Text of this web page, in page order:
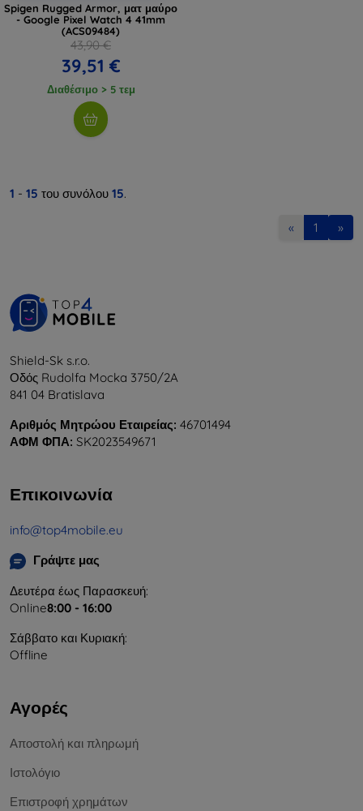
Spigen Rugged Armor, ματ μαύρο
- Google Pixel Watch 4 41mm
(ACS09484)
43,90 €
39,51 €
Διαθέσιμο > 5 τεμ
1 - 15 του συνόλου 15.
« 1 »
Shield-Sk s.r.o.
Οδός Rudolfa Mocka 3750/2A
841 04 Bratislava
Αριθμός Μητρώου Εταιρείας: 46701494
ΑΦΜ ΦΠΑ: SK2023549671
Επικοινωνία
info@top4mobile.eu
Γράψτε μας
Δευτέρα έως Παρασκευή:
Online8:00 - 16:00
Σάββατο και Κυριακή:
Offline
Αγορές
Αποστολή και πληρωμή
Ιστολόγιο
Επιστροφή χρημάτων